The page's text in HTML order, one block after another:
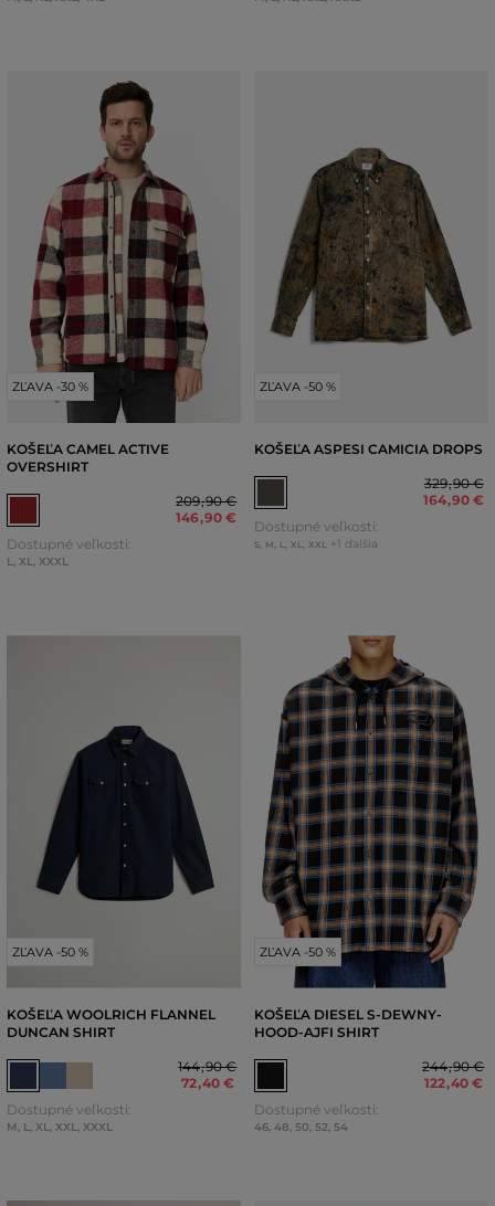
ZĽAVA -30 %
KOŠEĽA CAMEL ACTIVE
OVERSHIRT
209,90 €
146,90 €
Dostupné veľkosti:
L, XL, XXXL
ZĽAVA -50 %
KOŠEĽA ASPESI CAMICIA DROPS
329,90 €
164,90 €
Dostupné veľkosti:
S, M L XL XXL +1 ďalšia
ZĽAVA -50 %
KOŠEĽA WOOLRICH FLANNEL
DUNCAN SHIRT
144,90 €
72,40 €
Dostupné veľkosti:
M L XL XXL XXXL
ZĽAVA -50 %
KOŠEĽA DIESEL S-DEWNY-
HOOD-AJFI SHIRT
244,90 €
122,40 €
Dostupné veľkosti:
46, 48 50 52 54